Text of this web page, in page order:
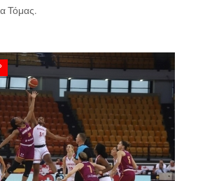
Τόμας.